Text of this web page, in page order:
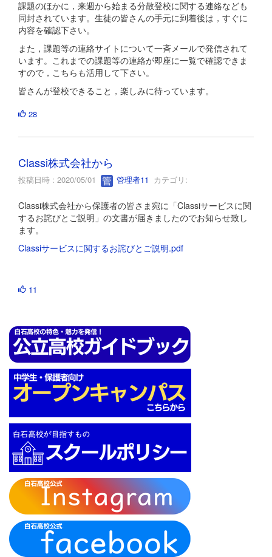
課題のほかに，来週から始まる分散登校に関する連絡なども
同封されています。生徒の皆さんの手元に到着後は，すぐに
内容を確認下さい。
また，課題等の連絡サイトについて一斉メールで発信されて
います。これまでの課題等の連絡が即座に一覧で確認できま
すので，こちらも活用して下さい。
皆さんが登校できること，楽しみに待っています。
28
Classi株式会社から
投稿日時 : 2020/05/01 管理者11 カテゴリ:
Classi株式会社から保護者の皆さま宛に「Classiサービスに関
するお詫びとご説明」の文書が届きましたのでお知らせ致し
ます。
Classiサービスに関するお詫びとご説明.pdf
11